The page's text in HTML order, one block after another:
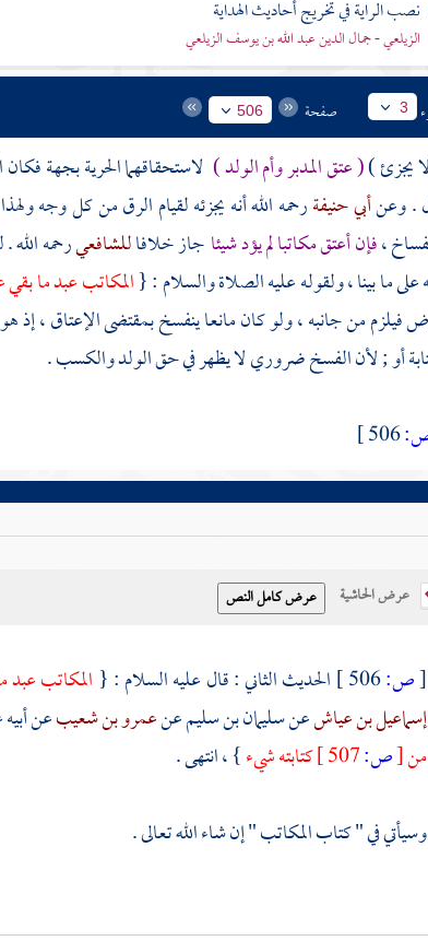
نصب الراية في تخريج أحاديث الهداية
الزيلعي - جمال الدين عبد الله بن يوسف الزيلعي
3 صفحة 506
يجزئ )( عتق المدبر وأم الولد ) لاستحقاقهما الحرية بجهة
. وعنأبي حنيفةرحمه الله أنه يجزئه لقيام الرق من كل وجه
،فإن أعتق مكاتبا لم يؤد شيئاجاز خلافاللشافعيرحمه الله
ما بينا ، ولقوله عليه الصلاة والسلام : {المكاتب عبد ما
فيلزم من جانبه ، ولو كان مانعا ينفسخ بمقتضى الإعتاق ، إذ
أو ; لأن الفسخ ضروري لا يظهر في حق الولد والكسب .
عرض الحاشية
[ص:506 ] الحديث الثاني : قال عليه السلام : {المكاتب عبد
إسماعيل بن عياشعنسليمان بن سليمعنعمرو بن شعيبعن
من[ص: كتابته شيء} ، انتهى .
وسيأتي في " كتاب المكاتب " إن شاء الله تعالى .